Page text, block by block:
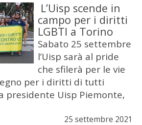
L’Uisp scende in
campo per i diritti
LGBTI a Torino
Sabato 25 settembre
l’Uisp sarà al pride
che sfilerà per le vie
per i diritti di tutti
presidente Uisp Piemonte,
25 settembre 2021